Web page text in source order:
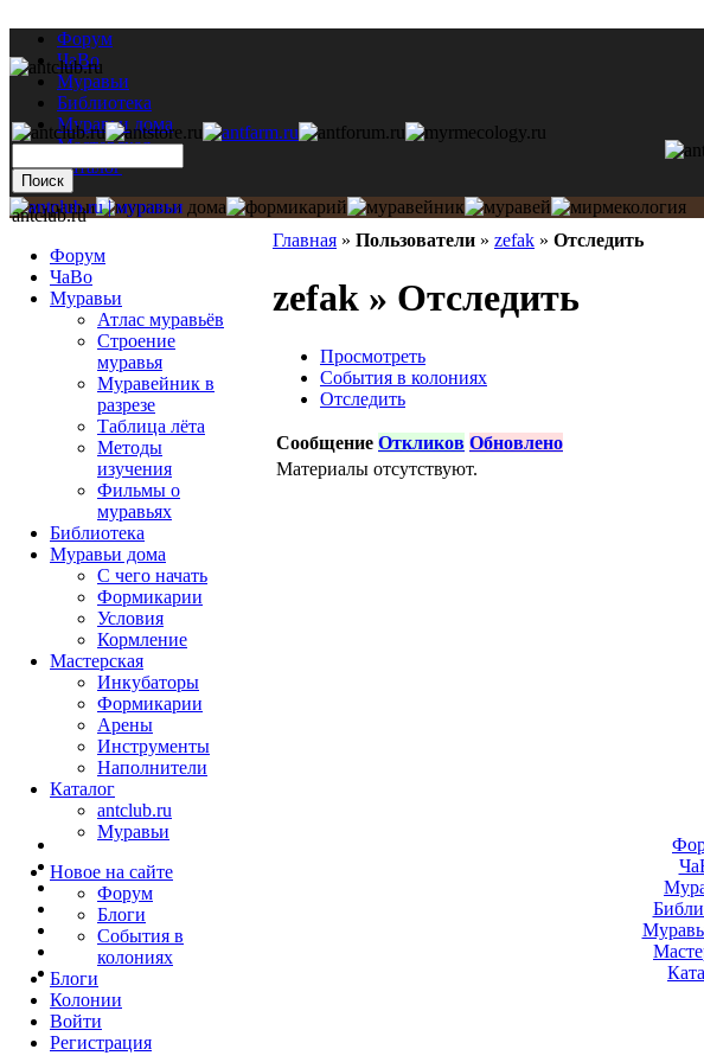
Форум
ЧаВо
Муравьи
Библиотека
Муравьи дома
Мастерская
Каталог
Главная » Пользователи » zefak » Отследить
zefak » Отследить
Просмотреть
События в колониях
Отследить
Сообщение Откликов Обновлено
Материалы отсутствуют.
antclub.ru
Форум
ЧаВо
Муравьи
Атлас муравьёв
Строение
муравья
Муравейник в
разрезе
Таблица лёта
Методы
изучения
Фильмы о
муравьях
Библиотека
Муравьи дома
С чего начать
Формикарии
Условия
Кормление
Мастерская
Инкубаторы
Формикарии
Арены
Инструменты
Наполнители
Каталог
antclub.ru
Муравьи
Новое на сайте
Форум
Блоги
События в
колониях
Блоги
Колонии
Войти
Peгиcтpaция